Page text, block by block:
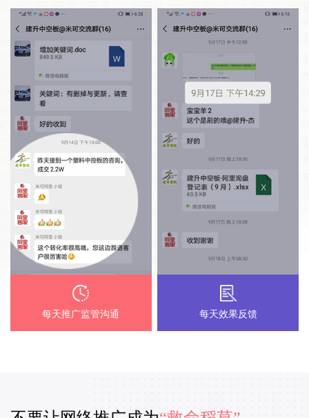
每天推广监管沟通 每天效果反馈